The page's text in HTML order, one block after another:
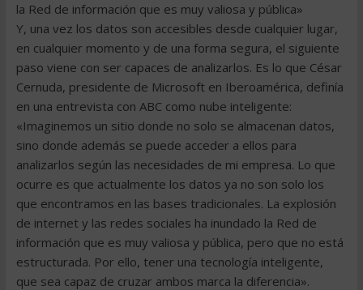
la Red de información que es muy valiosa y pública»
Y, una vez los datos son accesibles desde cualquier lugar,
en cualquier momento y de una forma segura, el siguiente
paso viene con ser capaces de analizarlos. Es lo que César
Cernuda, presidente de Microsoft en Iberoamérica, definía
en una entrevista con ABC como nube inteligente:
«Imaginemos un sitio donde no solo se almacenan datos,
sino donde además se puede acceder a ellos para
analizarlos según las necesidades de mi empresa. Lo que
ocurre es que actualmente los datos ya no son solo los
que encontramos en las bases tradicionales. La explosión
de internet y las redes sociales ha inundado la Red de
información que es muy valiosa y pública, pero que no está
estructurada. Por ello, tener una tecnología inteligente,
que sea capaz de cruzar ambos marca la diferencia».